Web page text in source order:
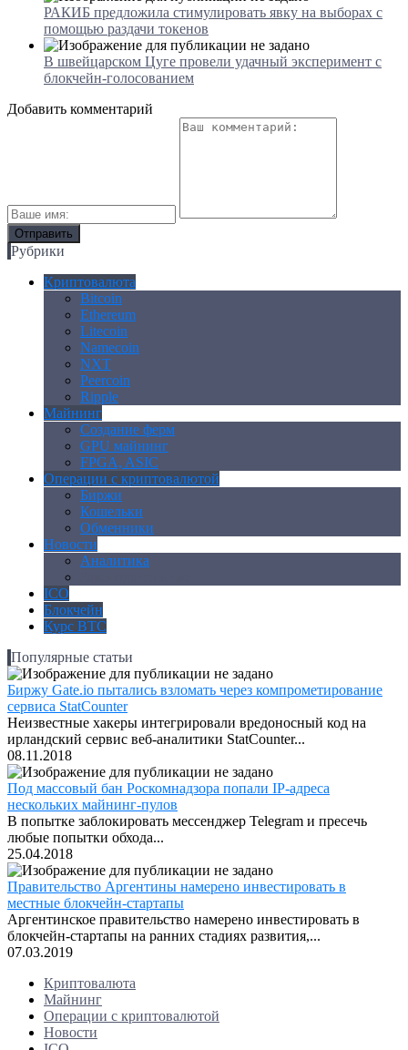
РАКИБ предложила стимулировать явку на выборах с
помощью раздачи токенов
В швейцарском Цуге провели удачный эксперимент с
блокчейн-голосованием
Добавить комментарий
Рубрики
Криптовалюта
Bitcoin
Ethereum
Litecoin
Namecoin
NXT
Peercoin
Ripple
Майнинг
Создание ферм
GPU майнинг
FPGA, ASIC
Операции с криптовалютой
Биржи
Кошельки
Обменники
Новости
Аналитика
ICO
Блокчейн
Курс BTC
Популярные статьи
Биржу Gate.io пытались взломать через компрометирование
сервиса StatCounter
Неизвестные хакеры интегрировали вредоносный код на
ирландский сервис веб-аналитики StatCounter...
08.11.2018
Под массовый бан Роскомнадзора попали IP-адреса
нескольких майнинг-пулов
В попытке заблокировать мессенджер Telegram и пресечь
любые попытки обхода...
25.04.2018
Правительство Аргентины намерено инвестировать в
местные блокчейн-стартапы
Аргентинское правительство намерено инвестировать в
блокчейн-стартапы на ранних стадиях развития,...
07.03.2019
Криптовалюта
Майнинг
Операции с криптовалютой
Новости